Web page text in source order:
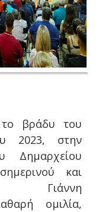
το βράδυ του
2023, στην
Δημαρχείου
και
Γιάννη
ομιλία,